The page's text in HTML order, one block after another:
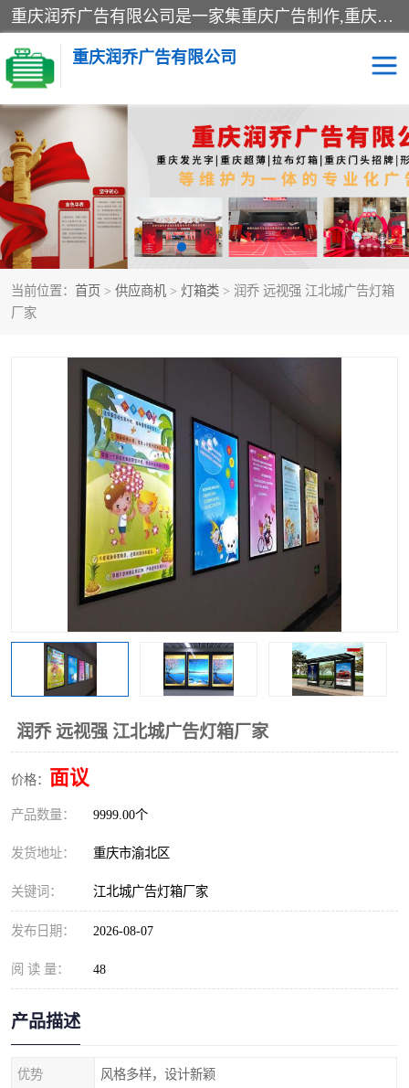
重庆润乔广告有限公司是一家集重庆广告制作,重庆标识标牌,亚克力发光字,led发光字,树脂发光字,超薄灯箱,拉布灯箱,吸塑灯箱,门头招牌,企业形象墙,写真喷绘,x展架,拉网展架,广告展架,条幅,锦旗设计,制作,施工,维护为一体的专业化广告公司.
重庆润乔广告有限公司
当前位置： 首页 > 供应商机 > 灯箱类 > 润乔 远视强 江北城广告灯箱
厂家
润乔 远视强 江北城广告灯箱厂家
价格： 面议
产品数量： 9999.00个
发货地址： 重庆市渝北区
关键词： 江北城广告灯箱厂家
发布日期： 2026-08-07
阅 读 量： 48
产品描述
优势 风格多样，设计新颖
招牌类 发光字类
灯箱类 形象墙类
标识标牌类 写真喷绘类
展架 条幅